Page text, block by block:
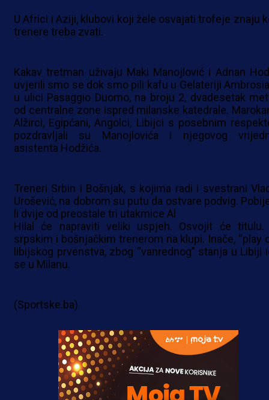
U Africi i Aziji, klubovi koji žele osvajati trofeje znaju
trenere treba zvati.
Kakav tretman uživaju Maki Manojlović i Adnan
uvjerili smo se dok smo pili kafu u Gelateriji
u ulici Pasaggio Duomo, na broju 2, dvadesetak
od centralne zone ispred milanske katedrale.
Alžirci, Egipćani, Angolci, Libijci s posebnim
pozdravljali su Manojlovića i njegovog
asistenta Hodžića.
Treneri Srbin i Bošnjak, s kojima radi i svestrani
Urošević, na dobrom su putu da ostvare podvig.
li dvije od preostale tri utakmice Al
Hilal će napraviti veliki uspjeh. Osvojit će titulu.
srpskim i bošnjačkim trenerom na klupi. Inače, “play
libijskog prvenstva, zbog “vanrednog” stanja u Libiji
se u Milanu.
(Sportske.ba)